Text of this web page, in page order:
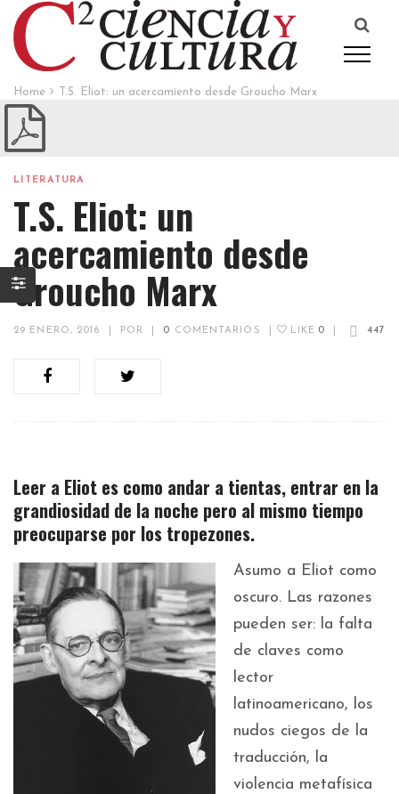
Home T.S. Eliot: un acercamiento desde Groucho Marx
LITERATURA
T.S. Eliot: un
acercamiento desde
Groucho Marx
29 ENERO, 2016 POR 0 COMENTARIOS LIKE 0 447
Leer a Eliot es como andar a tientas, entrar en la
grandiosidad de la noche pero al mismo tiempo
preocuparse por los tropezones.
Asumo a Eliot como
oscuro. Las razones
pueden ser: la falta
de claves como
lector
latinoamericano, los
nudos ciegos de la
traducción, la
violencia metafísica